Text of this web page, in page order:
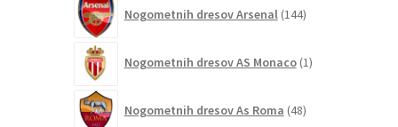
Nogometnih dresov Arsenal 144izdelkov
Nogometnih dresov AS Monaco 1izdelek
Nogometnih dresov As Roma 48izdelkov